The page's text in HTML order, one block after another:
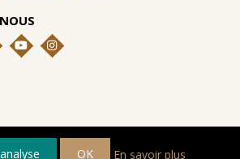
OK En savoir plus